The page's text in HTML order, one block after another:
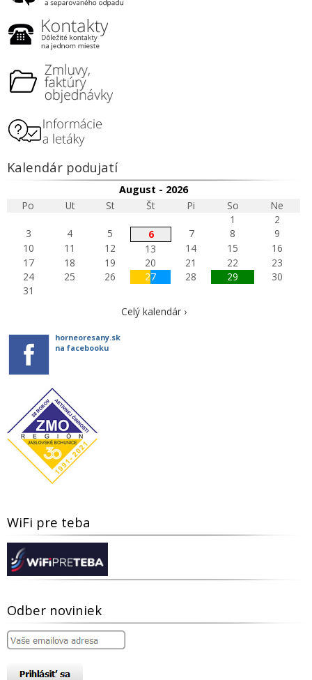
Kalendár podujatí
August - 2026
Po
Ut St Št Pi So
Ne
1
2
3
4 5 6 7 8
9
10
11 12 13 14 15
16
17
18 19 20 21 22
23
24
25 26 27 28 29
30
31
Celý kalendár ›
horneoresany.sk
na facebooku
WiFi pre teba
Odber noviniek